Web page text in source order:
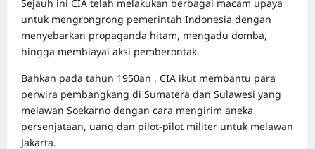
Sejauh ini CIA telah melakukan berbagai macam upaya
untuk mengrongrong pemerintah Indonesia dengan
menyebarkan propaganda hitam, mengadu domba,
hingga membiayai aksi pemberontak.
Bahkan pada tahun 1950an , CIA ikut membantu para
perwira pembangkang di Sumatera dan Sulawesi yang
melawan Soekarno dengan cara mengirim aneka
persenjataan, uang dan pilot-pilot militer untuk melawan
Jakarta.